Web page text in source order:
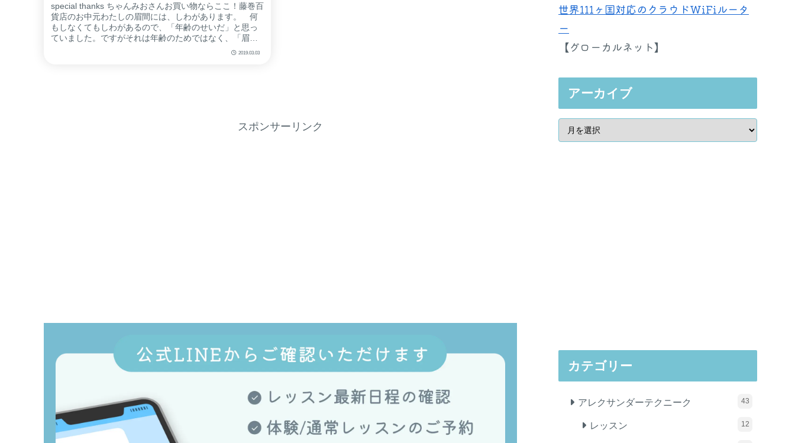
special thanks ちゃんみおさんお買い物ならここ！藤巻百
貨店のお中元わたしの眉間には、しわがあります。 何
もしなくてもしわがあるので、「年齢のせいだ」と思っ
ていました。ですがそれは年齢のためではなく、「眉間
2019.03.03
スポンサーリンク
世界111ヶ国対応のクラウドWiFiルータ
ー
【グローカルネット】
アーカイブ
カテゴリー
アレクサンダーテクニーク 43
レッスン 12